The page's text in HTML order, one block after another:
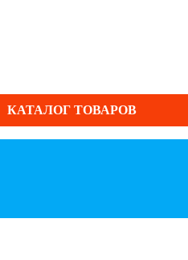
КАТАЛОГ ТОВАРОВ